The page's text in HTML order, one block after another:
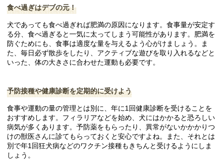
食べ過ぎはデブの元！
犬であっても食べ過ぎれば肥満の原因になります。食事量が安定す
る分、食べ過ぎると一気に太ってしまう可能性があります。肥満を
防ぐためにも、食事は適度な量を与えるよう心がけましょう。ま
た、毎日必ず散歩をしたり、アクティブな遊びを取り入れるなどと
いった、体の大きさに合わせた運動も必要です。
予防接種や健康診断を定期的に受けよう
食事や運動の量の管理とは別に、年に1回健康診断を受けることを
おすすめします。フィラリアなどを始め、犬にはかかると恐ろしい
病気が多くあります。予防薬をもらったり、異常がないかかかりつ
けの獣医さんに診てもらっておくと安心ですよね。また、それとは
別で年1回狂犬病などのワクチン接種もきちんと受けるようにしま
しょう。